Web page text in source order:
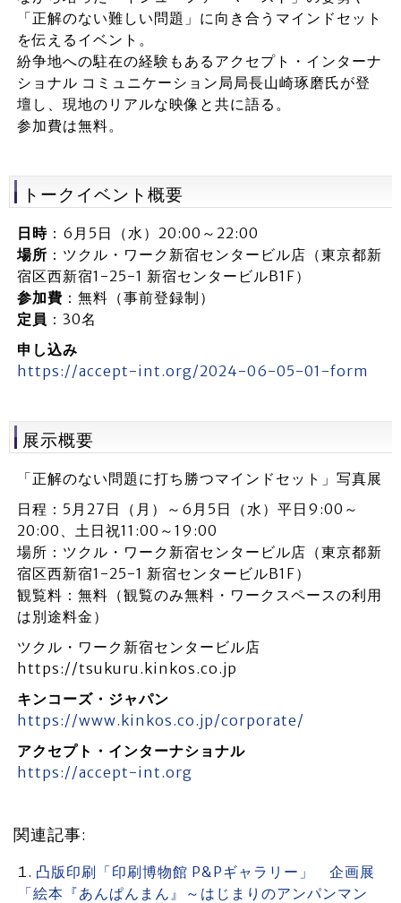
「正解のない難しい問題」に向き合うマインドセット
を伝えるイベント。
紛争地への駐在の経験もあるアクセプト・インターナ
ショナル コミュニケーション局局長山崎琢磨氏が登
壇し、現地のリアルな映像と共に語る。
参加費は無料。
トークイベント概要
日時：6月5日（水）20:00～22:00
場所 ：ツクル・ワーク新宿センタービル店（東京都新
宿区西新宿1-25-1 新宿センタービルB1F）
参加費 ：無料（事前登録制）
定員 ：30名
申し込み
https://accept-int.org/2024-06-05-01-form
展示概要
「正解のない問題に打ち勝つマインドセット」写真展
日程：5月27日（月）～6月5日（水）平日9:00～
20:00、土日祝11:00～19:00
場所：ツクル・ワーク新宿センタービル店（東京都新
宿区西新宿1-25-1 新宿センタービルB1F）
観覧料：無料（観覧のみ無料・ワークスペースの利用
は別途料金）
ツクル・ワーク新宿センタービル店
https://tsukuru.kinkos.co.jp
キンコーズ・ジャパン
https://www.kinkos.co.jp/corporate/
アクセプト・インターナショナル
https://accept-int.org
関連記事:
凸版印刷「印刷博物館 P&Pギャラリー」 企画展
「絵本『あんぱんまん』～はじまりのアンパンマン